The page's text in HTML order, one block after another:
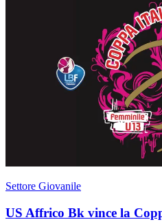
Settore Giovanile
US Affrico Bk vince la